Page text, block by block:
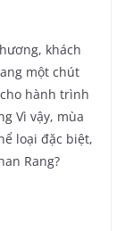
khách
một chút
hành trình
Vì vậy, mùa
loại đặc biệt,
Rang?